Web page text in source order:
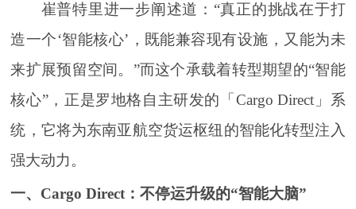
崔普特里进一步阐述道：“真正的挑战在于打
造一个‘智能核心’，既能兼容现有设施，又能为未
来扩展预留空间。”而这个承载着转型期望的“智能
核心”，正是罗地格自主研发的「Cargo Direct」系
统，它将为东南亚航空货运枢纽的智能化转型注入
强大动力。
一、Cargo Direct：不停运升级的“智能大脑”